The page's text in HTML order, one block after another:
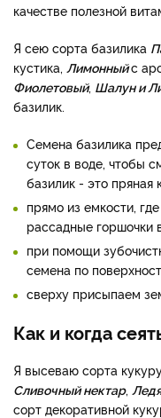
качестве полезной
Я сею сорта базилика
кустика, Лимонныйс
Фиолетовый, Шалун и
базилик.
Семена базилика
суток в воде, чтобы
базилик - это пряная
прямо из емкости,
рассадные горшочки
при помощи
семена по
сверху присыпаем
Как и когда
Я высеваю сорта
Сливочный нектар,
сорт декоративной